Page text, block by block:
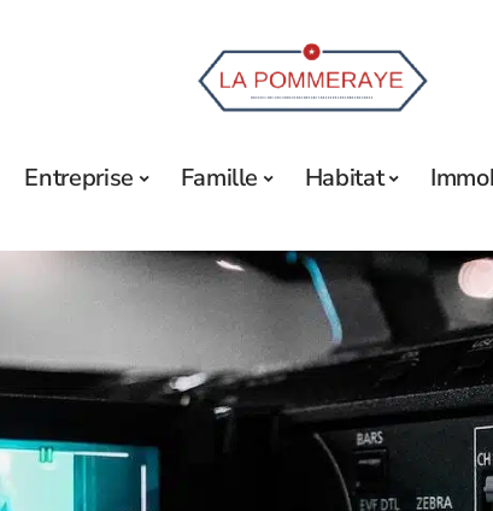
Entreprise Famille Habitat